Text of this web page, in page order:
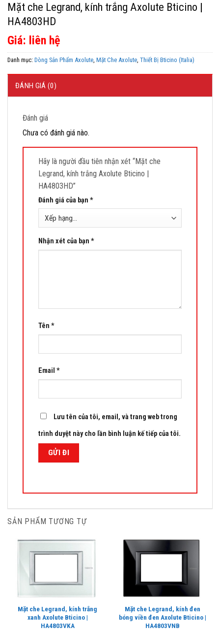
Mặt che Legrand, kính trắng Axolute Bticino |
HA4803HD
Giá: liên hệ
Danh mục: Dòng Sản Phẩm Axolute Mặt Che Axolute Thiết Bị Bticino (Italia)
ĐÁNH GIÁ (0)
Đánh giá
Chưa có đánh giá nào.
Hãy là người đầu tiên nhận xét “Mặt che
Legrand, kính trắng Axolute Bticino |
HA4803HD”
Đánh giá của bạn *
Nhận xét của bạn *
Tên *
Email *
Lưu tên của tôi, email, và trang web trong
trình duyệt này cho lần bình luận kế tiếp của tôi.
SẢN PHẨM TƯƠNG TỰ
Mặt che Legrand, kính trắng
xanh Axolute Bticino |
HA4803VKA
Mặt che Legrand, kính đen
bóng viền đen Axolute Bticino |
HA4803VNB